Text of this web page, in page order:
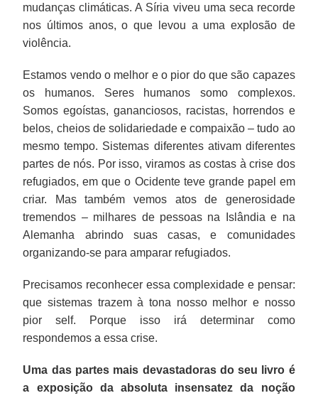
mudanças climáticas. A Síria viveu uma seca recorde
nos últimos anos, o que levou a uma explosão de
violência.
Estamos vendo o melhor e o pior do que são capazes
os humanos. Seres humanos somo complexos.
Somos egoístas, gananciosos, racistas, horrendos e
belos, cheios de solidariedade e compaixão – tudo ao
mesmo tempo. Sistemas diferentes ativam diferentes
partes de nós. Por isso, viramos as costas à crise dos
refugiados, em que o Ocidente teve grande papel em
criar. Mas também vemos atos de generosidade
tremendos – milhares de pessoas na Islândia e na
Alemanha abrindo suas casas, e comunidades
organizando-se para amparar refugiados.
Precisamos reconhecer essa complexidade e pensar:
que sistemas trazem à tona nosso melhor e nosso
pior self. Porque isso irá determinar como
respondemos a essa crise.
Uma das partes mais devastadoras do seu livro é
a exposição da absoluta insensatez da noção